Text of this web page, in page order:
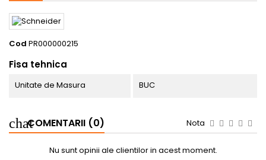
Cod PR000000215
Fisa tehnica
Unitate de Masura BUC
COMENTARII (0) Nota
Nu sunt opinii ale clientilor in acest moment.